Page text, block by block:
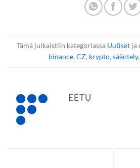
Tämä julkaistiin kategoriassa Uutisetja
binance, CZ, krypto, sääntely,
EETU